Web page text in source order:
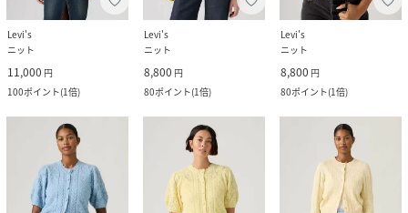
Levi's
ニット
11,000 円
100ポイント(1倍)
Levi's
ニット
8,800 円
80ポイント(1倍)
Levi's
ニット
8,800 円
80ポイント(1倍)